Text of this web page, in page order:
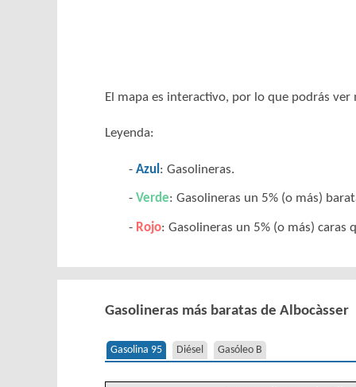
El mapa es interactivo, por lo que podrás
Leyenda:
Azul : Gasolineras.
Verde: Gasolineras un 5% (o más)
Rojo: Gasolineras un 5% (o más) caras
Gasolineras más baratas de Albocàsser
Gasolina 95 Diésel Gasóleo B